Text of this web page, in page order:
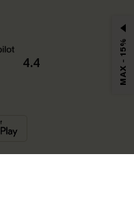
4.4 MAX - 15%